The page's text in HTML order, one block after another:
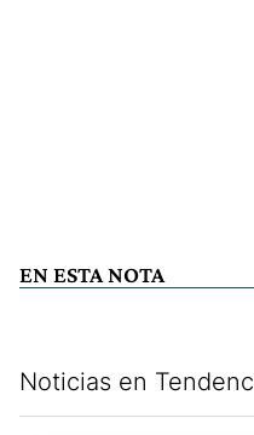
EN ESTA NOTA
Noticias en